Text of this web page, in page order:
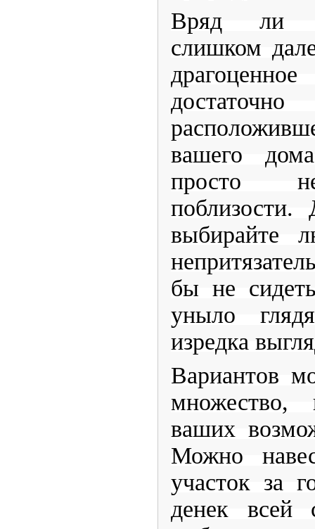
Вряд ли
слишком
вашего
просто
выбирайте
бы не
уныло
изредка
Вариантов
множество,
ваших
Можно
участок за
денек всей